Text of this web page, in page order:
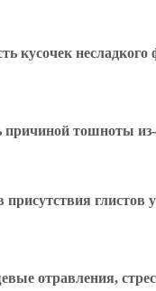
кусочек несладкого
тошноты
отравления,